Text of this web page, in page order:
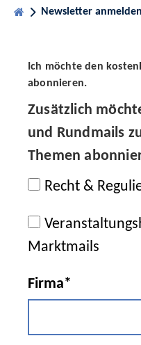
Newsletter anmelden
Ich möchte den
abonnieren.
Zusätzlich
und Rundmails
Themen
Recht &
Marktmails
Firma*